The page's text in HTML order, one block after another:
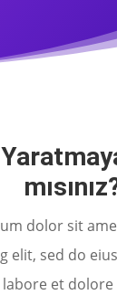
dolor sit
elit, sed do
et dolore